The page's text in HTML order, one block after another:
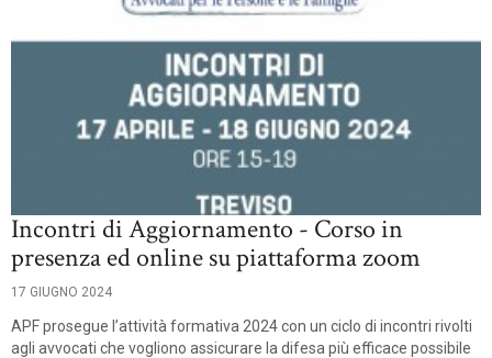
Incontri di Aggiornamento - Corso in
presenza ed online su piattaforma zoom
17 GIUGNO 2024
APF prosegue l’attività formativa 2024 con un ciclo di incontri rivolti
agli avvocati che vogliono assicurare la difesa più efficace possibile